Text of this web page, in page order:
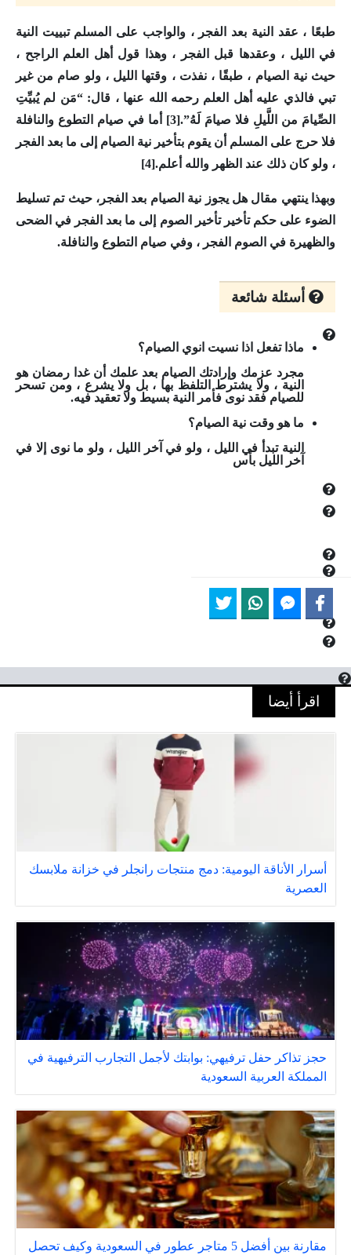
طبعًا ، عقد النية بعد الفجر ، والواجب على المسلم تبييت النية
في الليل ، وعقدها قبل الفجر ، وهذا قول أهل العلم الراجح ،
حيث نية الصيام ، طبقًا ، نفذت ، وقتها الليل ، ولو صام من غير
تبي فالذي عليه أهل العلم رحمه الله عنها ، قال: “مَن لم يُبيِّتِ
الصِّيامَ من اللَّيلِ فلا صيامَ لَهُ”.[3] أما في صيام التطوع والنافلة
فلا حرج على المسلم أن يقوم بتأخير نية الصيام إلى ما بعد الفجر
، ولو كان ذلك عند الظهر والله أعلم.[4]
وبهذا ينتهي مقالهل يجوز نية الصيام بعد الفجر ، حيث تم تسليط
الضوء على حكم تأخير تأخير الصوم إلى ما بعد الفجر في الضحى
والظهيرة في الصوم الفجر ، وفي صيام التطوع والنافلة.
أسئلة شائعة
ماذا تفعل اذا نسيت انوي الصيام؟
مجرد عزمك وإرادتك الصيام بعد علمك أن غدا رمضان هو
النية ، ولا يشترط التلفظ بها ، بل ولا يشرع ، ومن تسحر
للصيام فقد نوى فأمر النية بسيط ولا تعقيد فيه.
ما هو وقت نية الصيام؟
النية تبدأ في الليل ، ولو في آخر الليل ، ولو ما نوى إلا في
آخر الليل بأس
اقرأ أيضا
أسرار الأناقة اليومية: دمج منتجات رانجلر في خزانة ملابسك
العصرية
حجز تذاكر حفل ترفيهي: بوابتك لأجمل التجارب الترفيهية في
المملكة العربية السعودية
مقارنة بين أفضل 5 متاجر عطور في السعودية وكيف تحصل